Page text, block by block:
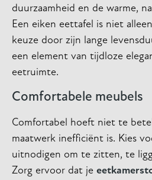
duurzaamheid en de warme,
Een eiken eettafel is niet
keuze door zijn lange
een element van tijdloze
eetruimte.
Comfortabele meubels
Comfortabel hoeft niet te
maatwerk inefficiënt is. Kies
uitnodigen om te zitten, te
Zorg ervoor dat je